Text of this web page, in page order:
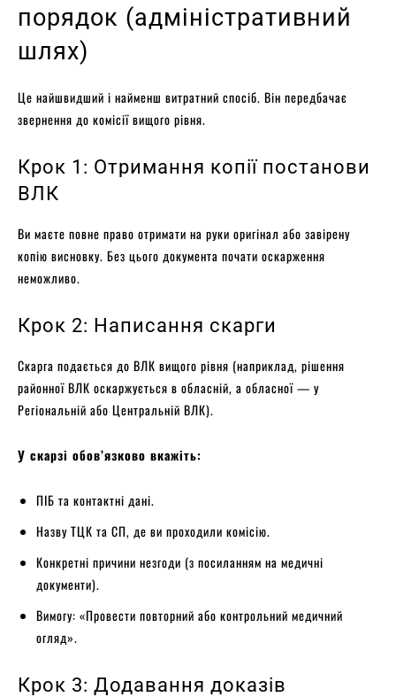
порядок (адміністративний
шлях)
Це найшвидший і найменш витратний спосіб. Він передбачає
звернення до комісії вищого рівня.
Крок 1: Отримання копії постанови
ВЛК
Ви маєте повне право отримати на руки оригінал або завірену
копію висновку. Без цього документа почати оскарження
неможливо.
Крок 2: Написання скарги
Скарга подається до ВЛК вищого рівня (наприклад, рішення
районної ВЛК оскаржується в обласній, а обласної — у
Регіональній або Центральній ВЛК).
У скарзі обов’язково вкажіть:
ПІБ та контактні дані.
Назву ТЦК та СП, де ви проходили комісію.
Конкретні причини незгоди (з посиланням на медичні
документи).
Вимогу: «Провести повторний або контрольний медичний
огляд».
Крок 3: Додавання доказів